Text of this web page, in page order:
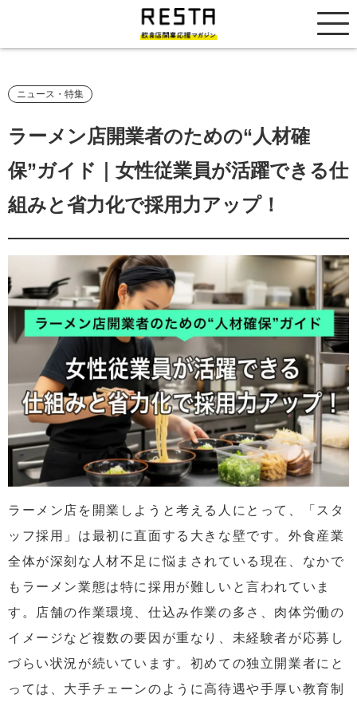
居抜き売却市場
ニュース・特集
ラーメン店開業者のための“人材確
保”ガイド｜女性従業員が活躍できる仕
組みと省力化で採用力アップ！
ラーメン店を開業しようと考える人にとって、「スタ
ッフ採用」は最初に直面する大きな壁です。外食産業
全体が深刻な人材不足に悩まされている現在、なかで
もラーメン業態は特に採用が難しいと言われていま
す。店舗の作業環境、仕込み作業の多さ、肉体労働の
イメージなど複数の要因が重なり、未経験者が応募し
づらい状況が続いています。初めての独立開業者にと
っては、大手チェーンのように高待遇や手厚い教育制